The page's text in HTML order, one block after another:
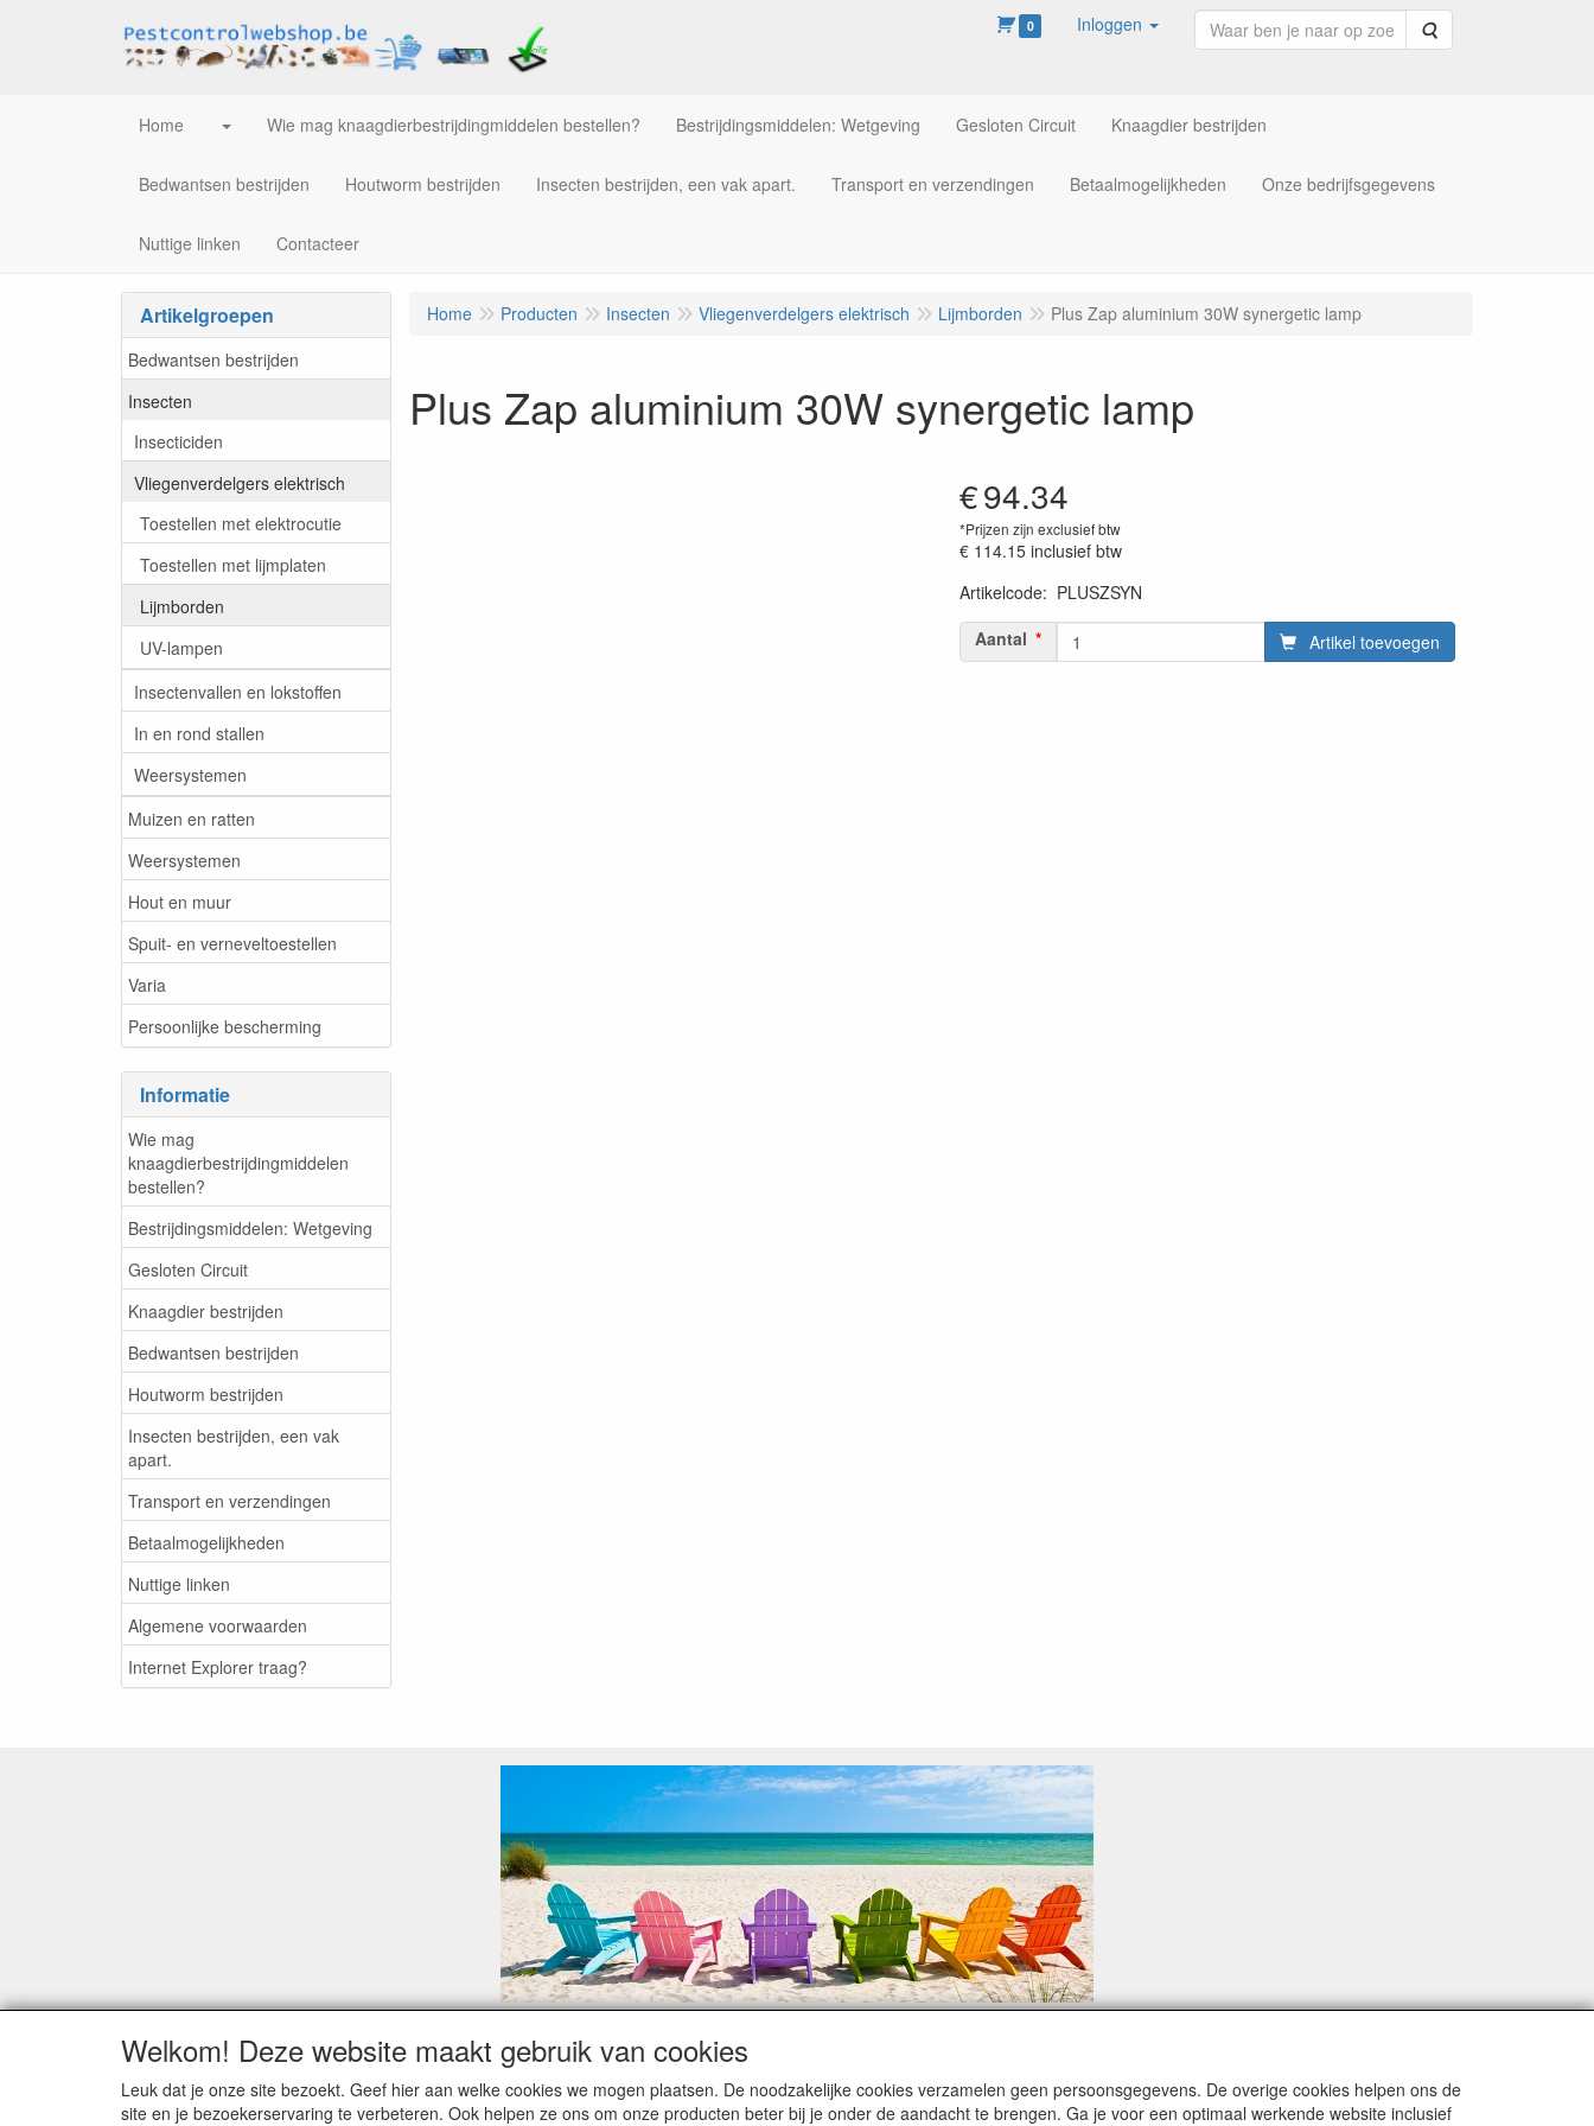
0 Inloggen Zoeken
Home Wie mag knaagdierbestrijdingmiddelen bestellen? Bestrijdingsmiddelen: Wetgeving Gesloten Circuit Knaagdier bestrijden
Bedwantsen bestrijden Houtworm bestrijden Insecten bestrijden, een vak apart. Transport en verzendingen Betaalmogelijkheden Onze bedrijfsgegevens
Nuttige linken Contacteer
Artikelgroepen
Bedwantsen bestrijden
Insecten
Insecticiden
Vliegenverdelgers elektrisch
Toestellen met elektrocutie
Toestellen met lijmplaten
Lijmborden
UV-lampen
Insectenvallen en lokstoffen
In en rond stallen
Weersystemen
Muizen en ratten
Weersystemen
Hout en muur
Spuit- en verneveltoestellen
Varia
Persoonlijke bescherming
Informatie
Wie mag
knaagdierbestrijdingmiddelen
bestellen?
Bestrijdingsmiddelen: Wetgeving
Gesloten Circuit
Knaagdier bestrijden
Bedwantsen bestrijden
Houtworm bestrijden
Insecten bestrijden, een vak
apart.
Transport en verzendingen
Betaalmogelijkheden
Nuttige linken
Algemene voorwaarden
Internet Explorer traag?
Home Producten Insecten Vliegenverdelgers elektrisch Lijmborden Plus Zap aluminium 30W synergetic lamp
Plus Zap aluminium 30W synergetic lamp
€94.34
*Prijzen zijn exclusief btw
€ 114.15 inclusief btw
Artikelcode: PLUSZSYN
Aantal
Artikel toevoegen
Geachte klant,
Zoals elk jaar zorgt de verlofperiode, naast een hoop heugelijke momenten van feest en rust, ook de traditionele leveringsproblemen.
Sommige fabrikanten sluiten of werken met een vakantiebezetting.
Bestellingen die vanaf +/- 15 juli geplaatst worden kunnen hierdoor vertraging oplopen. Wanneer die voorradig is en alle betalingsmodaliteiten zijn vervuld dan de bestelling
Welkom! Deze website maakt gebruik van cookies
Leuk dat je onze site bezoekt. Geef hier aan welke cookies we mogen plaatsen. De noodzakelijke cookies verzamelen geen persoonsgegevens. De overige cookies helpen ons de
site en je bezoekerservaring te verbeteren. Ook helpen ze ons om onze producten beter bij je onder de aandacht te brengen. Ga je voor een optimaal werkende website inclusief